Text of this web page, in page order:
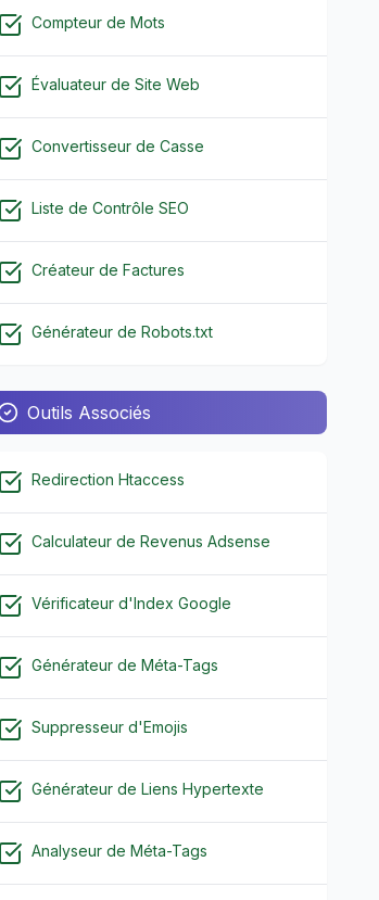
Compteur de Mots
Évaluateur de Site Web
Convertisseur de Casse
Liste de Contrôle SEO
Créateur de Factures
Générateur de Robots.txt
Outils Associés
Redirection Htaccess
Calculateur de Revenus Adsense
Vérificateur d'Index Google
Générateur de Méta-Tags
Suppresseur d'Emojis
Générateur de Liens Hypertexte
Analyseur de Méta-Tags